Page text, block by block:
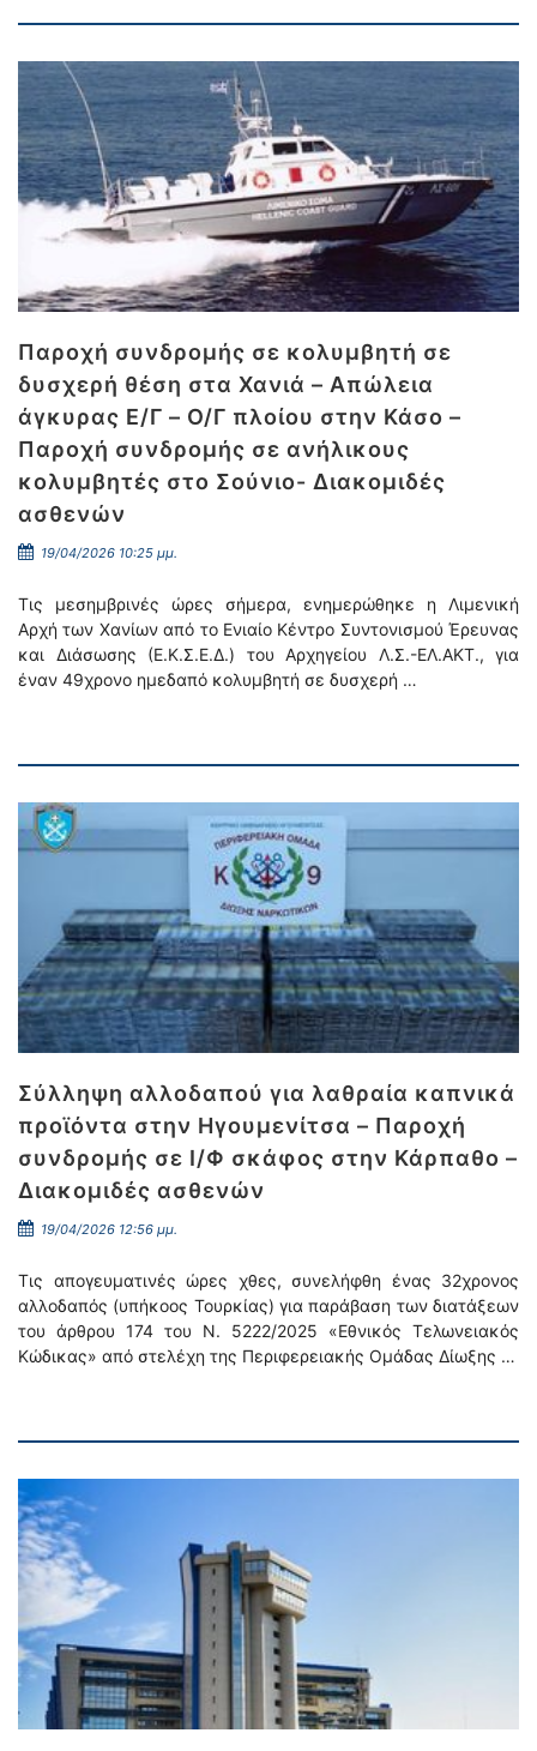
Παροχή συνδρομής σε κολυμβητή σε
δυσχερή θέση στα Χανιά – Απώλεια
άγκυρας Ε/Γ – Ο/Γ πλοίου στην Κάσο –
Παροχή συνδρομής σε ανήλικους
κολυμβητές στο Σούνιο- Διακομιδές
ασθενών
19/04/2026 10:25 μμ.
Τις μεσημβρινές ώρες σήμερα, ενημερώθηκε η Λιμενική
Αρχή των Χανίων από το Ενιαίο Κέντρο Συντονισμού Έρευνας
και Διάσωσης (Ε.Κ.Σ.Ε.Δ.) του Αρχηγείου Λ.Σ.-ΕΛ.ΑΚΤ., για
έναν 49χρονο ημεδαπό κολυμβητή σε δυσχερή …
Σύλληψη αλλοδαπού για λαθραία καπνικά
προϊόντα στην Ηγουμενίτσα – Παροχή
συνδρομής σε Ι/Φ σκάφος στην Κάρπαθο –
Διακομιδές ασθενών
19/04/2026 12:56 μμ.
Τις απογευματινές ώρες χθες, συνελήφθη ένας 32χρονος
αλλοδαπός (υπήκοος Τουρκίας) για παράβαση των διατάξεων
του άρθρου 174 του Ν. 5222/2025 «Εθνικός Τελωνειακός
Κώδικας» από στελέχη της Περιφερειακής Ομάδας Δίωξης …